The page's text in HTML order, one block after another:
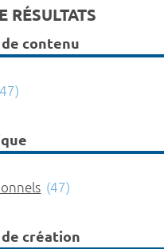
RÉSULTATS
contenu
(47)
création